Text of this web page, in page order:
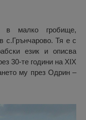
в малко гробище,
с.Грънчарово. Тя е с
език и описва
30-те години на XIX
му през Одрин –